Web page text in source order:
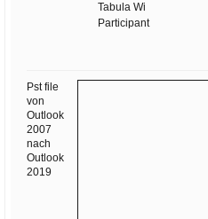
Tabula Wi
Participant
Pst file
von
Outlook
2007
nach
Outlook
2019
oder auch
Adresse:
E-Mail
E-Mail bestätigen